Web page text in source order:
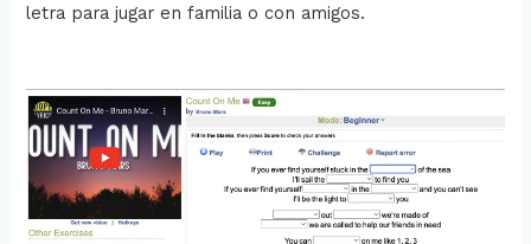
letra para jugar en familia o con amigos.